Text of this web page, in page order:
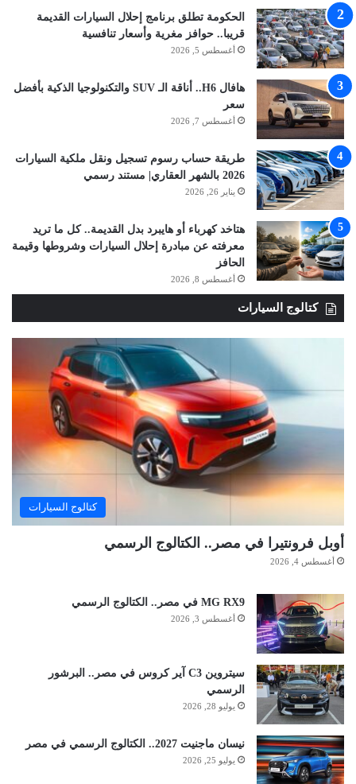
الحكومة تطلق برنامج إحلال السيارات القديمة
قريبا.. حوافز مغرية وأسعار تنافسية
أغسطس 5, 2026
هافال H6.. أناقة الـ SUV والتكنولوجيا الذكية بأفضل
سعر
أغسطس 7, 2026
طريقة حساب رسوم تسجيل ونقل ملكية السيارات
2026 بالشهر العقاري| مستند رسمي
يناير 26, 2026
هتاخد كهرباء أو هايبرد بدل القديمة.. كل ما تريد
معرفته عن مبادرة إحلال السيارات وشروطها وقيمة
الحافز
أغسطس 8, 2026
كتالوج السيارات
كتالوج السيارات
أوبل فرونتيرا في مصر.. الكتالوج الرسمي
أغسطس 4, 2026
MG RX9 في مصر.. الكتالوج الرسمي
أغسطس 3, 2026
سيتروين C3 آير كروس في مصر.. البرشور
الرسمي
يوليو 28, 2026
نيسان ماجنيت 2027.. الكتالوج الرسمي في مصر
يوليو 25, 2026